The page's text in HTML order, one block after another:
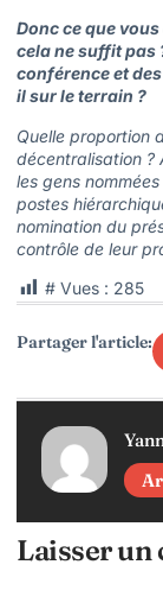
Donc ce que
cela ne suffit pas
conférence et
il sur le terrain ?
Quelle proportion
décentralisation ?
les gens
postes
nomination du
contrôle de leur
# Vues : 285
Partager l'article:
Laisser